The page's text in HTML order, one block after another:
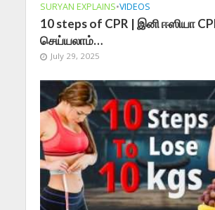
SURYAN EXPLAINS•VIDEOS
10 steps of CPR | இனி ஈஸியா
செய்யலாம்…
July 29, 2025